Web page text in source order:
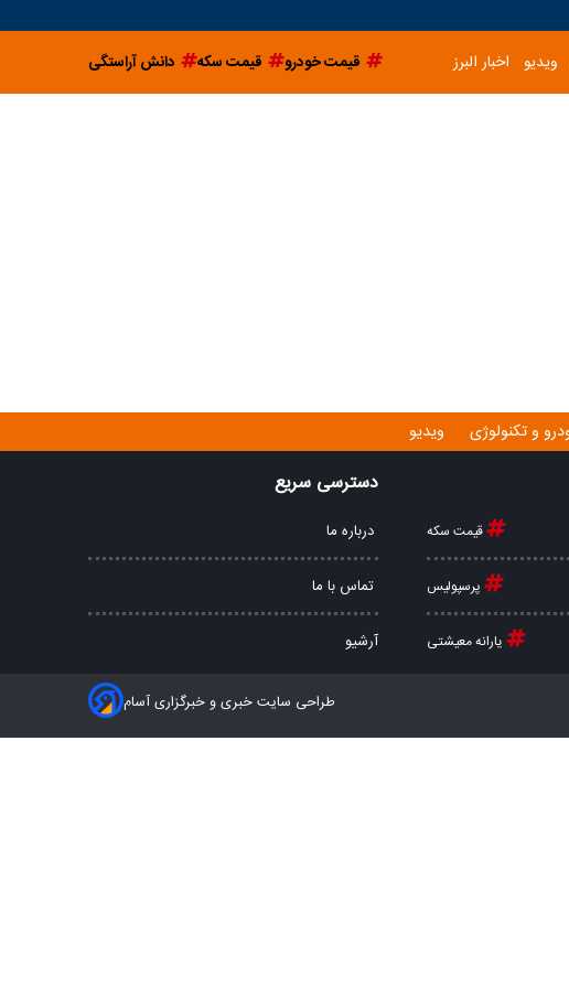
ویدیو اخبار البرز قیمت خودرو قیمت سکه دانش آراستگی
و تکنولوژی ویدیو
قیمت سکه
پرسپولیس
یارانه معیشتی
دسترسی سریع
درباره ما
تماس با ما
آرشیو
طراحی سایت خبری و خبرگزاری آسام